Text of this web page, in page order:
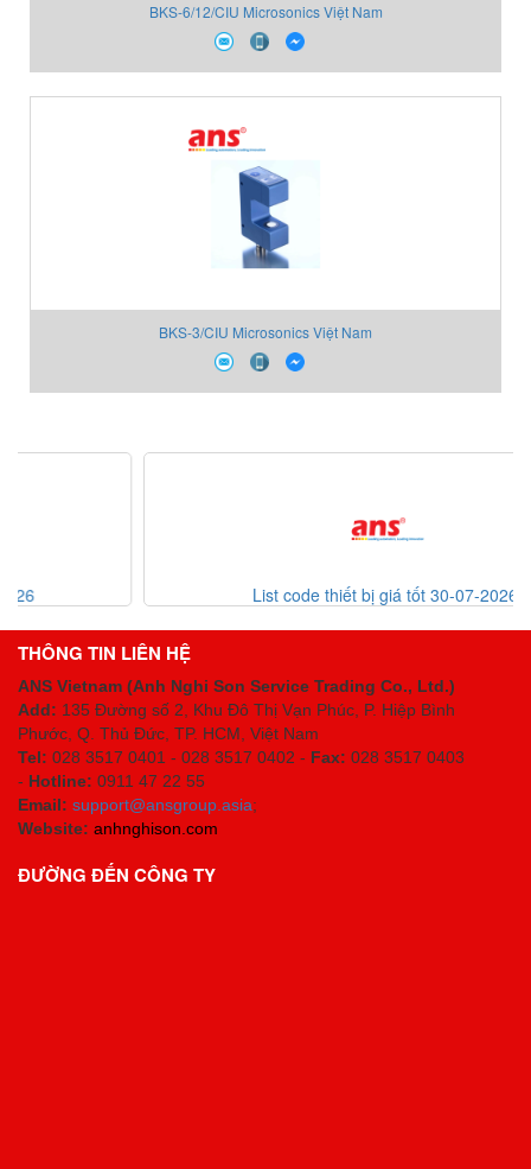
BKS-6/12/CIU Microsonics Việt Nam
BKS-3/CIU Microsonics Việt Nam
List code thiết bị giá tốt 30-07-2026
THÔNG TIN LIÊN HỆ
ANS Vietnam (Anh Nghi Son Service Trading Co., Ltd.)
Add: 135 Đường số 2, Khu Đô Thị Vạn Phúc, P. Hiệp Bình
Phước, Q. Thủ Đức, TP. HCM, Việt Nam
Tel: 028 3517 0401 - 028 3517 0402 - Fax: 028 3517 0403
- Hotline: 0911 47 22 55
Email: support@ansgroup.asia;
Website: anhnghison.com
ĐƯỜNG ĐẾN CÔNG TY